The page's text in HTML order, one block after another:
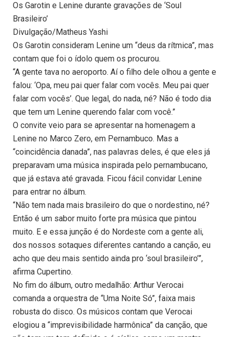
Os Garotin e Lenine durante gravações de ‘Soul
Brasileiro’
Divulgação/Matheus Yashi
Os Garotin consideram Lenine um “deus da rítmica”, mas
contam que foi o ídolo quem os procurou.
“A gente tava no aeroporto. Aí o filho dele olhou a gente e
falou: ‘Opa, meu pai quer falar com vocês. Meu pai quer
falar com vocês’. Que legal, do nada, né? Não é todo dia
que tem um Lenine querendo falar com você.”
O convite veio para se apresentar na homenagem a
Lenine no Marco Zero, em Pernambuco. Mas a
“coincidência danada”, nas palavras deles, é que eles já
preparavam uma música inspirada pelo pernambucano,
que já estava até gravada. Ficou fácil convidar Lenine
para entrar no álbum.
“Não tem nada mais brasileiro do que o nordestino, né?
Então é um sabor muito forte pra música que pintou
muito. E e essa junção é do Nordeste com a gente ali,
dos nossos sotaques diferentes cantando a canção, eu
acho que deu mais sentido ainda pro ‘soul brasileiro’”,
afirma Cupertino.
No fim do álbum, outro medalhão: Arthur Verocai
comanda a orquestra de “Uma Noite Só”, faixa mais
robusta do disco. Os músicos contam que Verocai
elogiou a “imprevisibilidade harmônica” da canção, que